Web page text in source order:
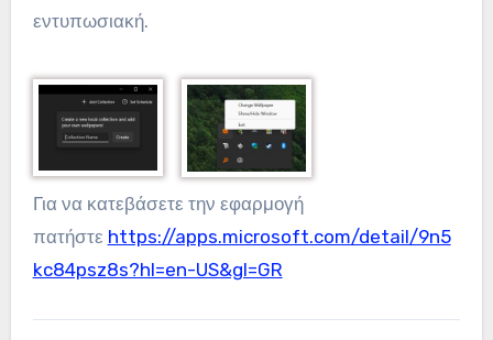
εντυπωσιακή.
Για να κατεβάσετε την εφαρμογή
πατήστε https://apps.microsoft.com/detail/9n5
kc84psz8s?hl=en-US&gl=GR